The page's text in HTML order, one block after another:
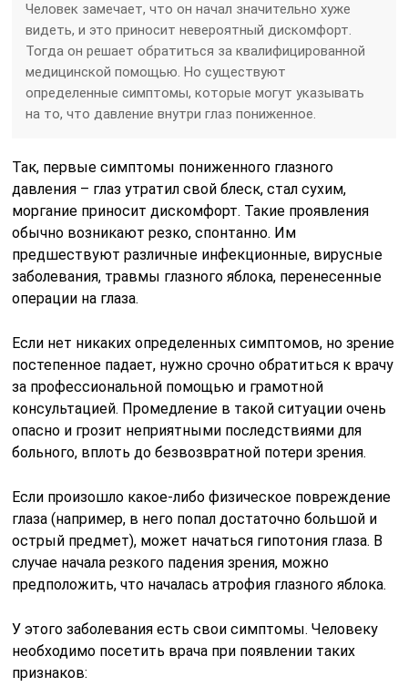
Человек замечает, что он начал значительно хуже
видеть, и это приносит невероятный дискомфорт.
Тогда он решает обратиться за квалифицированной
медицинской помощью. Но существуют
определенные симптомы, которые могут указывать
на то, что давление внутри глаз пониженное.
Так, первые симптомы пониженного глазного
давления – глаз утратил свой блеск, стал сухим,
моргание приносит дискомфорт. Такие проявления
обычно возникают резко, спонтанно. Им
предшествуют различные инфекционные, вирусные
заболевания, травмы глазного яблока, перенесенные
операции на глаза.
Если нет никаких определенных симптомов, но зрение
постепенное падает, нужно срочно обратиться к врачу
за профессиональной помощью и грамотной
консультацией. Промедление в такой ситуации очень
опасно и грозит неприятными последствиями для
больного, вплоть до безвозвратной потери зрения.
Если произошло какое-либо физическое повреждение
глаза (например, в него попал достаточно большой и
острый предмет), может начаться гипотония глаза. В
случае начала резкого падения зрения, можно
предположить, что началась атрофия глазного яблока.
У этого заболевания есть свои симптомы. Человеку
необходимо посетить врача при появлении таких
признаков: